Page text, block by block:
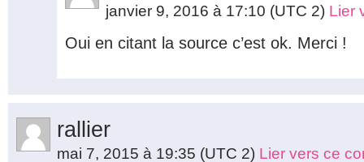
janvier 9, 2016 à 17:10 (UTC 2) Lier
Oui en citant la source c’est ok. Merci !
rallier
mai 7, 2015 à 19:35 (UTC 2) Lier vers ce